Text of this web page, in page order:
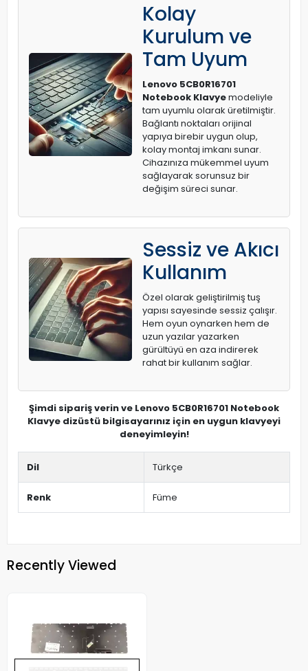
Kolay
Kurulum ve
Tam Uyum
Lenovo 5CB0R16701
Notebook Klavyemodeliyle
tam uyumlu olarak üretilmiştir.
Bağlantı noktaları orijinal
yapıya birebir uygun olup,
kolay montaj imkanı sunar.
Cihazınıza mükemmel uyum
sağlayarak sorunsuz bir
değişim süreci sunar.
Sessiz ve Akıcı
Kullanım
Özel olarak geliştirilmiş tuş
yapısı sayesinde sessiz çalışır.
Hem oyun oynarken hem de
uzun yazılar yazarken
gürültüyü en aza indirerek
rahat bir kullanım sağlar.
Şimdi sipariş verin ve Lenovo 5CB0R16701 Notebook
Klavye dizüstü bilgisayarınız için en uygun klavyeyi
deneyimleyin!
Dil Türkçe
Renk Füme
Recently Viewed